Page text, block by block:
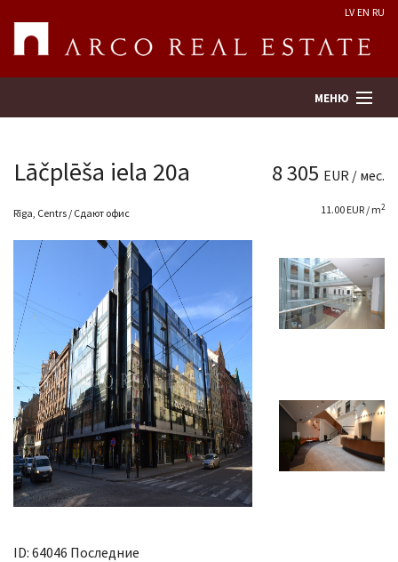
LV EN RU
МЕНЮ
Поиск
Оценка недвижимости
Предприятие
Услуги
Kонтакты
Lāčplēša iela 20a 8 305 EUR / мес.
Rīga, Centrs / Сдают офис 11.00 EUR / m2
ID: 64046 Последние